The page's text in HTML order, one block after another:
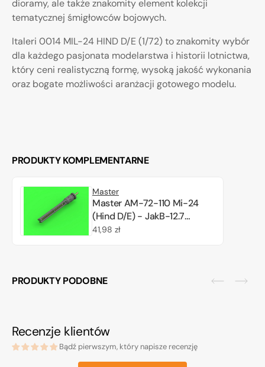
dioramy, ale także znakomity element kolekcji
tematycznej śmigłowców bojowych.
Italeri 0014 MIL-24 HIND D/E (1/72) to znakomity wybór
dla każdego pasjonata modelarstwa i historii lotnictwa,
który ceni realistyczną formę, wysoką jakość wykonania
oraz bogate możliwości aranżacji gotowego modelu.
PRODUKTY KOMPLEMENTARNE
Master
Master AM-72-110 Mi-24
(Hind D/E) - JakB-12.7
machine gun barrel and
Cena
41,98 zł
PRODUKTY PODOBNE
Recenzje klientów
Bądź pierwszym, który napisze recenzję